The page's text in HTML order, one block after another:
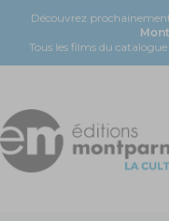
Découvrez
Tous les films du